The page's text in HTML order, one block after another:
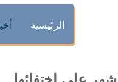
الرئيسية